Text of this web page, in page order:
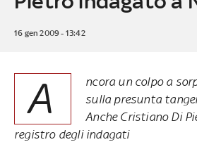
16 gen 2009 - 13:42
A
ncora un colpo a
sulla presunta
Anche Cristiano Di
registro degli indagati